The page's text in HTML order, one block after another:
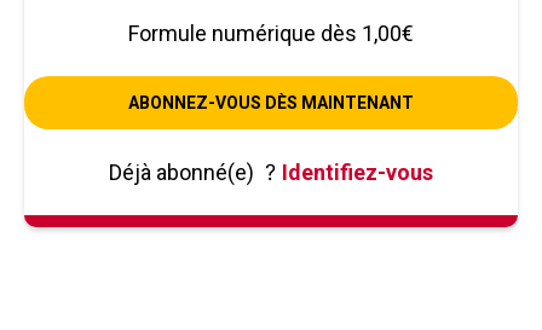
Formule numérique dès 1,00€
ABONNEZ-VOUS DÈS MAINTENANT
Déjà abonné(e) ? Identifiez-vous